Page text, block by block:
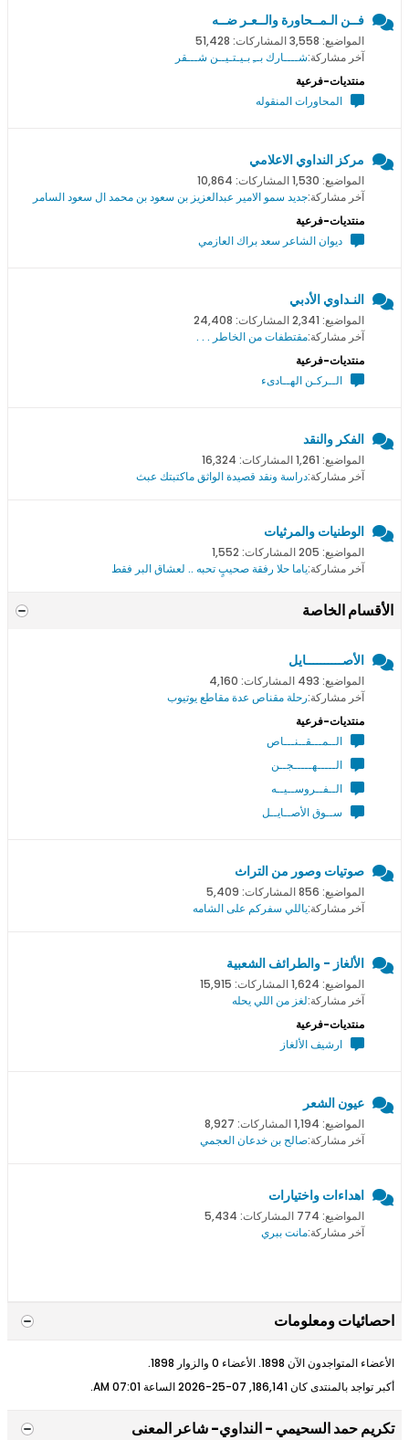
فــن الـمــحاورة والــعـر ضــه
المواضيع: 3,558 المشاركات: 51,428
آخر مشاركة:شــــارك بــِ بـيـتـيــن شـــقر
منتديات-فرعية
المحاورات المنقوله
مركز النداوي الاعلامي
المواضيع: 1,530 المشاركات: 10,864
آخر مشاركة:جديد سمو اﻻمير عبدالعزيز بن سعود بن محمد ال سعود السامر
منتديات-فرعية
ديوان الشاعر سعد براك العازمي
النـداوي الأدبي
المواضيع: 2,341 المشاركات: 24,408
آخر مشاركة:مقتطفات من الخاطر . . .
منتديات-فرعية
الــركـن الهــادىء
الفكر والنقد
المواضيع: 1,261 المشاركات: 16,324
آخر مشاركة:دراسة ونقد قصيدة الواثق ماكتبتك عبث
الوطنيات والمرثيات
المواضيع: 205 المشاركات: 1,552
آخر مشاركة:ياما حلا رفقة صحيبٍ تحبه .. لعشاق البر فقط
الأقسام الخاصة
الأصــــــــــايل
المواضيع: 493 المشاركات: 4,160
آخر مشاركة:رحلة مقناص عدة مقاطع يوتيوب
منتديات-فرعية
الــمـــقــنـــاص
الـــــهـــــجــن
الــفــروســيــه
ســوق الأصــايــل
صوتيات وصور من التراث
المواضيع: 856 المشاركات: 5,409
آخر مشاركة:ياللي سفركم على الشامه
الألغاز - والطرائف الشعبية
المواضيع: 1,624 المشاركات: 15,915
آخر مشاركة:لغز من اللي يحله
منتديات-فرعية
ارشيف الألغاز
عيون الشعر
المواضيع: 1,194 المشاركات: 8,927
آخر مشاركة:صالح بن خدعان العجمي
اهداءات واختيارات
المواضيع: 774 المشاركات: 5,434
آخر مشاركة:مانت ببري
احصائيات ومعلومات
الأعضاء المتواجدون الآن 1898. الأعضاء 0 والزوار 1898.
أكبر تواجد بالمنتدى كان 186,141, 07-25-2026 الساعة
07:01 AM
.
تكريم حمد السحيمي - النداوي- شاعر المعنى